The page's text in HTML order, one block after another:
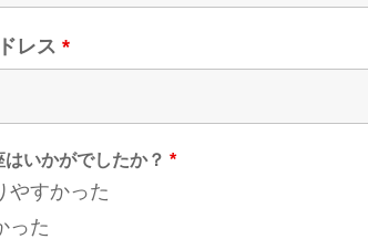
レス *
いかがでしたか？ *
やすかった
った